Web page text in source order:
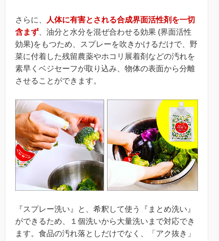
さらに、
人体に有害とされる合成界面活性剤を一切
含まず 、油分と水分を混ぜ合わせる効果 (界面活性
効果)をもつため、スプレーを吹きかけるだけで、野
菜に付着した残留農薬やホコリ展着剤などの汚れを
素早くベジセーフが取り込み、物体の表面から分離
させることができます。
『スプレー洗い』と、希釈して使う『まとめ洗い』
ができるため、１個洗いから大量洗いまで対応でき
ます。食品の汚れ落としだけでなく、「アク抜き」